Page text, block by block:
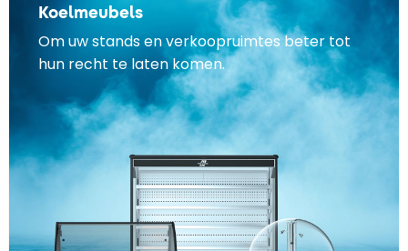
Koelmeubels
Om uw stands en verkoopruimtes beter tot
hun recht te laten komen.